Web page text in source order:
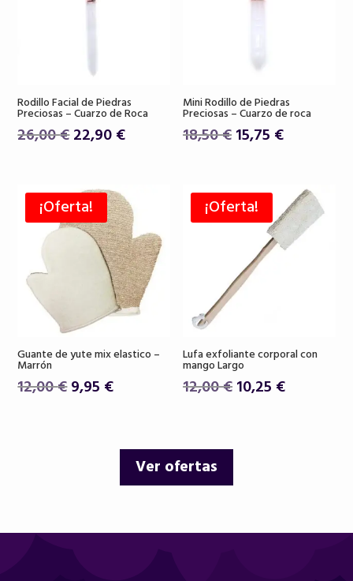
Rodillo Facial de Piedras
Preciosas – Cuarzo de Roca
26,00€El
era:
26,00 €.
22,90€El
es:
22,90 €.
Mini Rodillo de Piedras
Preciosas – Cuarzo de roca
18,50€El
era:
18,50 €.
15,75 €El
es:
15,75 €.
¡Oferta!
Guante de yute mix elastico –
Marrón
12,00€El
9,95 €El
es:
9,95 €.
¡Oferta!
Lufa exfoliante corporal con
mango Largo
12,00€El
10,25 €El
Ver ofertas